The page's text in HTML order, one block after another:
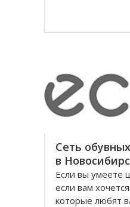
годы правления
Площадь
Сеть
в
Если вы умеете
если вам
которые любят